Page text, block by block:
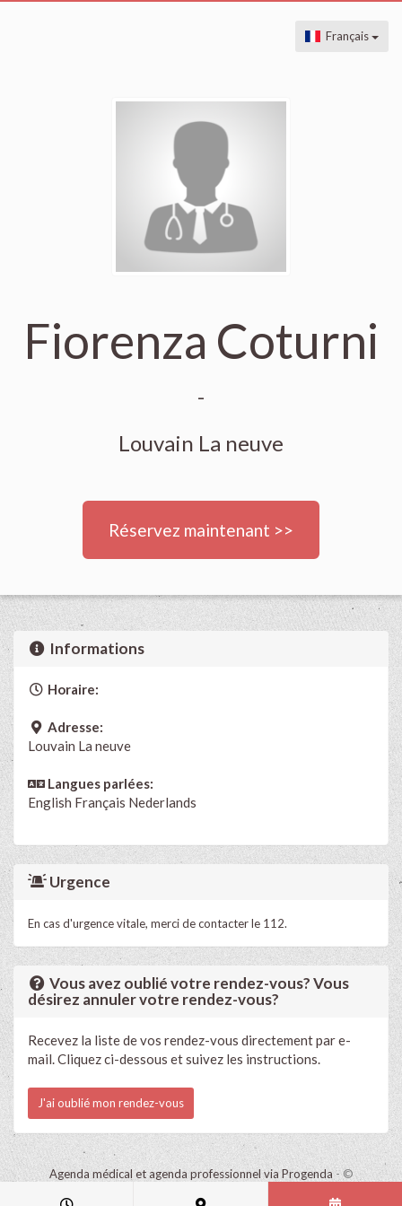
Français
Fiorenza Coturni
-
Louvain La neuve
Réservez maintenant >>
Informations
Horaire:
Adresse:
Louvain La neuve
Langues parlées:
English Français Nederlands
Urgence
En cas d'urgence vitale, merci de contacter le 112.
Vous avez oublié votre rendez-vous? Vous
désirez annuler votre rendez-vous?
Recevez la liste de vos rendez-vous directement par e-
mail. Cliquez ci-dessous et suivez les instructions.
J'ai oublié mon rendez-vous
Agenda médical et agenda professionnel via Progenda - ©